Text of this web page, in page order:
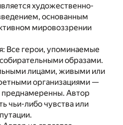
художественно-
основанным
мировоззрении
Все герои, упоминаемые
образами.
лицами, живыми или
организациями —
преднамеренны. Автор
чьи-либо чувства или